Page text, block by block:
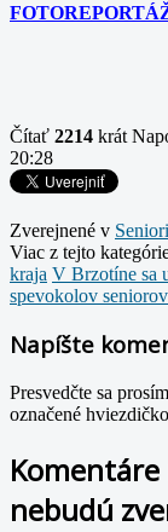
Čítať 2214 krát
20:28
Zverejnené v Seniori
Viac z tejto
kraja V Brzotíne sa
spevokolov
Napíšte
Presvedčte sa
označené
Komentáre
nebudú